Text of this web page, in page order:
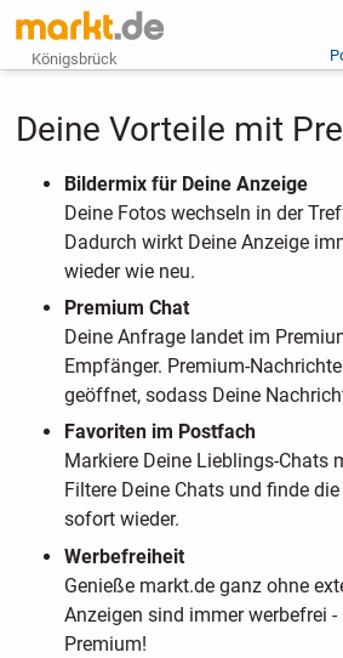
Königsbrück
Deine Vorteile mit
Bildermix für Deine Anzeige
Deine Fotos wechseln in der
Dadurch wirkt Deine Anzeige
wieder wie neu.
Premium Chat
Deine Anfrage landet im
Empfänger. Premium-
geöffnet, sodass Deine
Favoriten im Postfach
Markiere Deine Lieblings-Chats
Filtere Deine Chats und finde
sofort wieder.
Werbefreiheit
Genieße markt.de ganz ohne
Anzeigen sind immer werbefrei
Premium!